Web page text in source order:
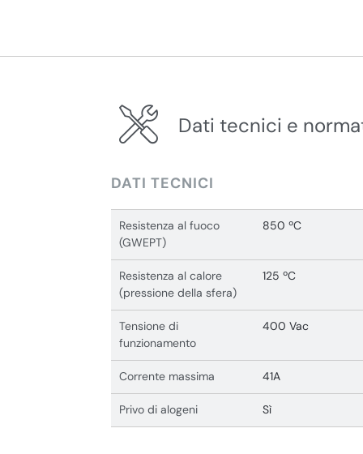
Dati tecnici e
DATI TECNICI
Resistenza al fuoco
(GWEPT)
850 ºC
Resistenza al calore
(pressione della sfera)
125 ºC
Tensione di
funzionamento
400 Vac
Corrente massima 41A
Privo di alogeni Sì